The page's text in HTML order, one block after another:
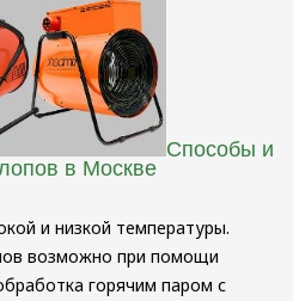
Способы и
в Москве
и низкой температуры.
возможно при помощи
горячим паром с